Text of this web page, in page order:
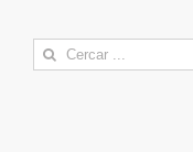
Search
for: